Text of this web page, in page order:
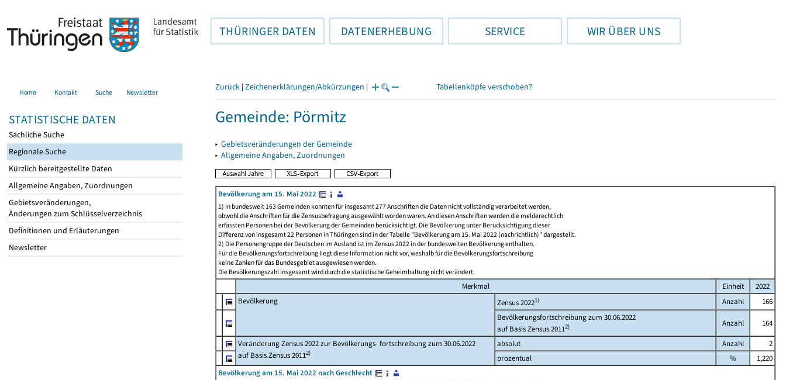
THÜRINGER DATEN DATENERHEBUNG SERVICE WIR ÜBER UNS
Home Kontakt Suche Newsletter
STATISTISCHE DATEN
Sachliche Suche
Regionale Suche
Kürzlich bereitgestellte Daten
Allgemeine Angaben, Zuordnungen
Gebietsveränderungen,
Änderungen zum Schlüsselverzeichnis
Definitionen und Erläuterungen
Newsletter
Zurück | Zeichenerklärungen/Abkürzungen | Tabellenköpfe verschoben?
Gemeinde: Pörmitz
▸ Gebietsveränderungen der Gemeinde
▸ Allgemeine Angaben, Zuordnungen
Bevölkerung am 15. Mai 2022
1) In bundesweit 163 Gemeinden konnten für insgesamt 277 Anschriften die Daten nicht vollständig verarbeitet werden,
obwohl die Anschriften für die Zensusbefragung ausgewählt worden waren. An diesen Anschriften werden die melderechtlich
erfassten Personen bei der Bevölkerung der Gemeinden berücksichtigt. Die Bevölkerung unter Berücksichtigung dieser
Differenz von insgesamt 22 Personen in Thüringen sind in der Tabelle "Bevölkerung am 15. Mai 2022 (nachrichtlich)" dargestellt.
2) Die Personengruppe der Deutschen im Ausland ist im Zensus 2022 in der bundesweiten Bevölkerung enthalten.
Für die Bevölkerungsfortschreibung liegt diese Information nicht vor, weshalb für die Bevölkerungsfortschreibung
keine Zahlen für das Bundesgebiet ausgewiesen werden.
Die Bevölkerungszahl insgesamt wird durch die statistische Geheimhaltung nicht verändert.
Merkmal Einheit
2022
Bevölkerung
Zensus 20221) Anzahl
166
Bevölkerungsfortschreibung zum 30.06.2022
auf Basis Zensus 20112) Anzahl 164
Veränderung Zensus 2022 zur Bevölkerungs- fortschreibung zum 30.06.2022
auf Basis Zensus 20112)
absolut Anzahl
2
prozentual
%
1,220
Bevölkerung am 15. Mai 2022 nach Geschlecht